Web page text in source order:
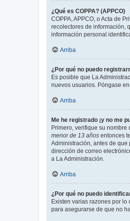
¿Qué es COPPA? (APPCO)
COPPA, APPCO, o Acta de
recolectores de información,
información personal
Arriba
¿Por qué no puedo
Es posible que La
nuevos usuarios. Póngase
Arriba
Me he registrado ¡y no me
Primero, verifique su
menor de 13 años entonces
Administración, antes de
dirección de correo
a La Administración.
Arriba
¿Por qué no puedo
Existen varias razones por
para asegurarse de que no